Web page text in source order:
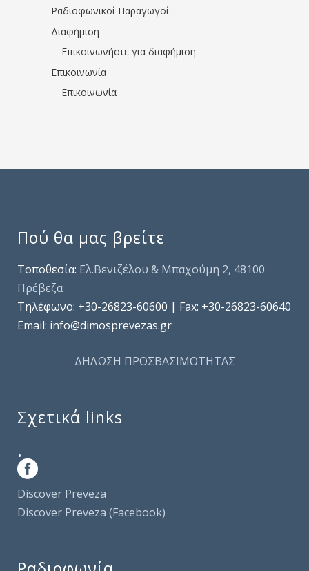
Ραδιοφωνικοί Παραγωγοί
Διαφήμιση
Επικοινωνήστε για διαφήμιση
Επικοινωνία
Επικοινωνία
Πού θα μας βρείτε
Τοποθεσία: Ελ.Βενιζέλου & Μπαχούμη 2, 48100
Πρέβεζα
Τηλέφωνo: +30-26823-60600 | Fax: +30-26823-60640
Email: info@dimosprevezas.gr
ΔΗΛΩΣΗ ΠΡΟΣΒΑΣΙΜΟΤΗΤΑΣ
Σχετικά links
.
Discover Preveza
Discover Preveza (Facebook)